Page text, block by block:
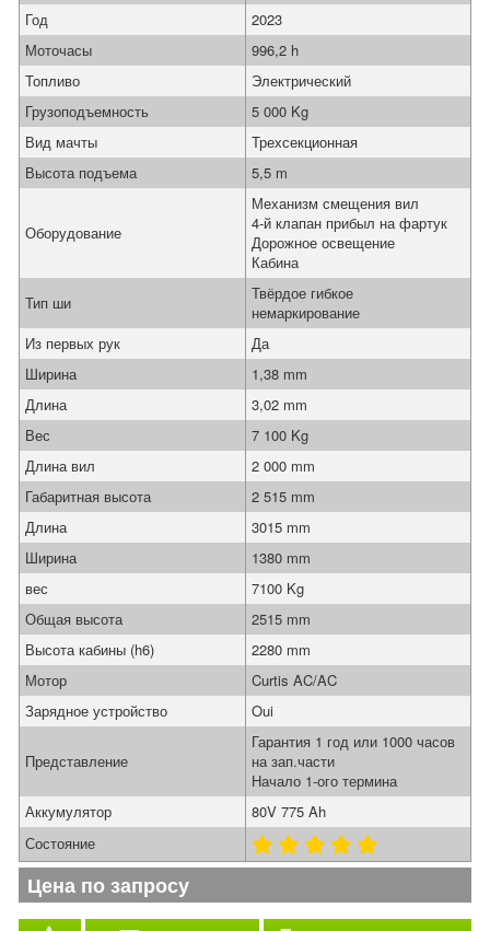
Год
2023
Моточасы
996,2 h
Топливо
Электрический
Грузоподъемность
5 000 Kg
Вид мачты
Трехсекционная
Высота подъема
5,5 m
Оборудование
Механизм смещения вил
4-й клапан прибыл на фартук
Дорожное освещение
Кабина
Тип ши
Твёрдое гибкое
немаркирование
Из первых рук
Да
Ширина
1,38 mm
Длина
3,02 mm
Вес
7 100 Kg
Длина вил
2 000 mm
Габаритная высота
2 515 mm
Длина
3015 mm
Ширина
1380 mm
вес
7100 Kg
Общая высота
2515 mm
Высота кабины (h6)
2280 mm
Мотор
Curtis AC/AC
Зарядное устройство
Oui
Представление
Гарантия 1 год или 1000 часов
на зап.части
Начало 1-ого термина
Аккумулятор
80V 775 Ah
Состояние
Цена по запросу